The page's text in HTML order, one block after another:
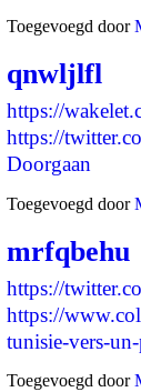
Toegevoegd door
qnwljlfl
https://
https://
Doorgaan
Toegevoegd door
mrfqbehu
https://
https://
tunisie-vers-
Toegevoegd door